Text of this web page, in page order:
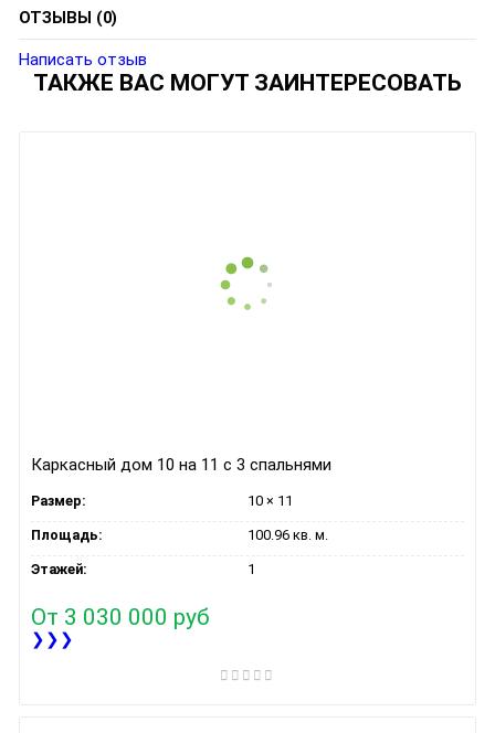
ОТЗЫВЫ (0)
Написать отзыв
ТАКЖЕ ВАС МОГУТ ЗАИНТЕРЕСОВАТЬ
Каркасный дом 10 на 11 с 3 спальнями
Размер: 10 × 11
Площадь: 100.96 кв. м.
Этажей: 1
От 3 030 000 руб
❯❯❯